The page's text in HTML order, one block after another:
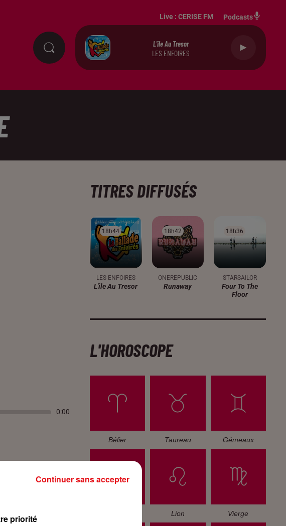
Live : CERISE FM Podcasts
L'ile Au Tresor
LES ENFOIRES
0:00
TITRES DIFFUSÉS
18h44
18h44
LES ENFOIRES
L'ile Au Tresor
18h42
18h42
ONEREPUBLIC
Runaway
18h36
18h36
STARSAILOR
Four To The
Floor
L'HOROSCOPE
Bélier Taureau Gémeaux
Lion Vierge
priorité
Continuer sans accepter